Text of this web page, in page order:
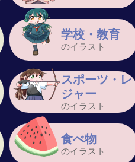
学校・教育
のイラスト
スポーツ・レ
ジャー
のイラスト
食べ物
のイラスト